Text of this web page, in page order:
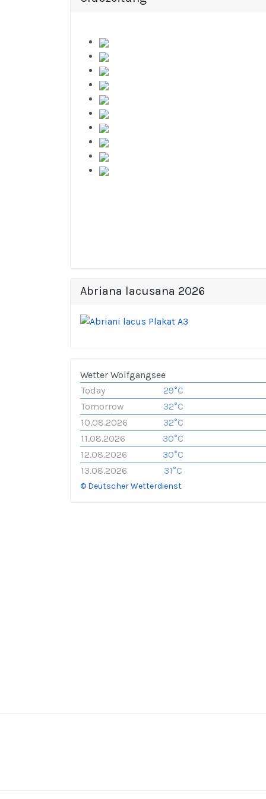
Abriana lacusana 2026
Wetter Wolfgangsee
Today
29°C
Tomorrow
32°C
10.08.2026
32°C
11.08.2026
30°C
12.08.2026
30°C
13.08.2026
31°C
© Deutscher Wetterdienst